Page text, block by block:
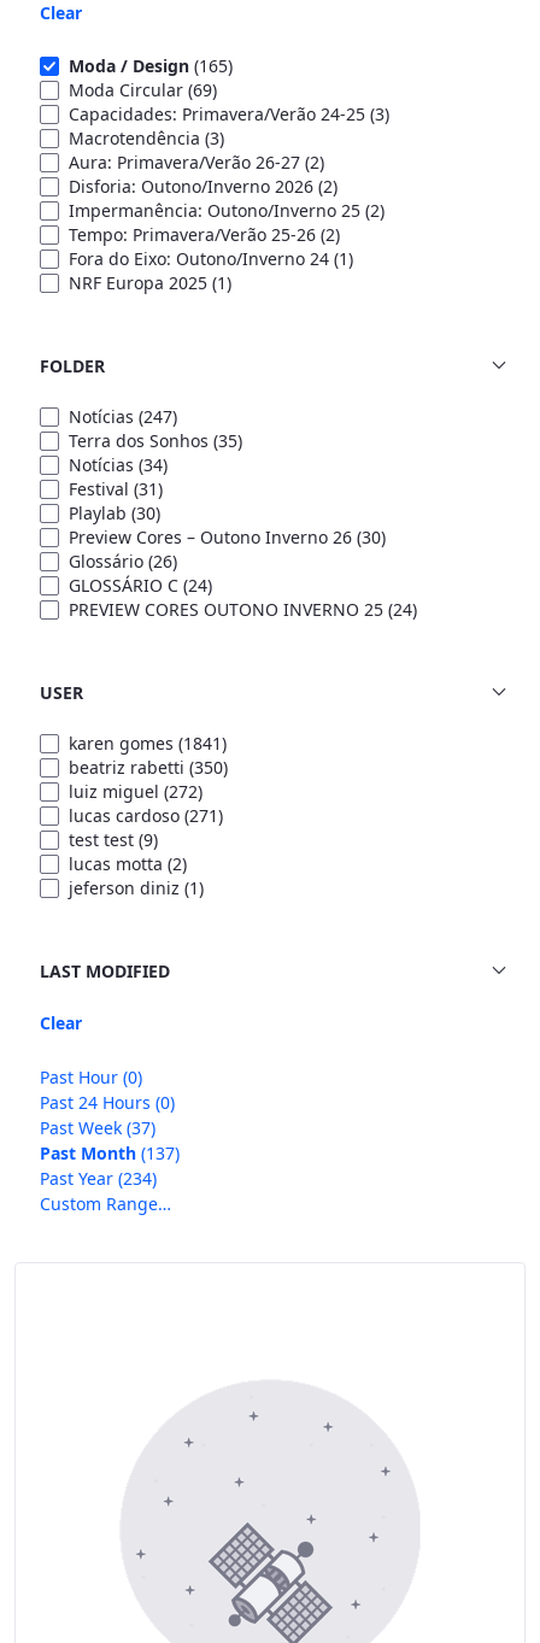
Clear
Moda / Design (165)
Moda Circular (69)
Capacidades: Primavera/Verão 24-25 (3)
Macrotendência (3)
Aura: Primavera/Verão 26-27 (2)
Disforia: Outono/Inverno 2026 (2)
Impermanência: Outono/Inverno 25 (2)
Tempo: Primavera/Verão 25-26 (2)
Fora do Eixo: Outono/Inverno 24 (1)
NRF Europa 2025 (1)
FOLDER
Notícias (247)
Terra dos Sonhos (35)
Notícias (34)
Festival (31)
Playlab (30)
Preview Cores – Outono Inverno 26 (30)
Glossário (26)
GLOSSÁRIO C (24)
PREVIEW CORES OUTONO INVERNO 25 (24)
USER
karen gomes (1841)
beatriz rabetti (350)
luiz miguel (272)
lucas cardoso (271)
test test (9)
lucas motta (2)
jeferson diniz (1)
LAST MODIFIED
Clear
Past Hour (0)
Past 24 Hours (0)
Past Week (37)
Past Month (137)
Past Year (234)
Custom Range…